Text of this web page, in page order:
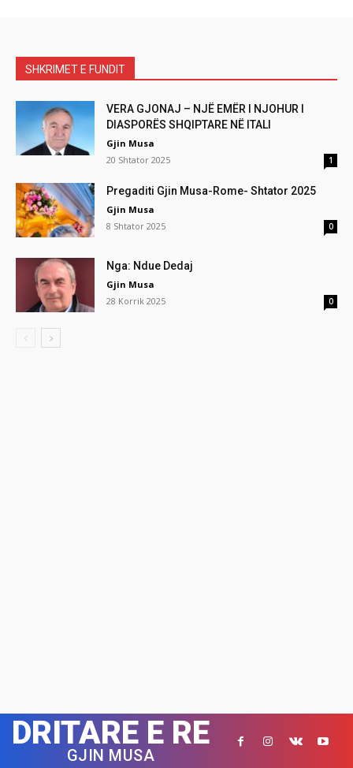
SHKRIMET E FUNDIT
VERA GJONAJ – NJË EMËR I NJOHUR I
DIASPORËS SHQIPTARE NË ITALI
Gjin Musa
20 Shtator 2025
1
Pregaditi Gjin Musa-Rome- Shtator 2025
Gjin Musa
8 Shtator 2025
0
Nga: Ndue Dedaj
Gjin Musa
28 Korrik 2025
0
DRITARE E RE
GJIN MUSA